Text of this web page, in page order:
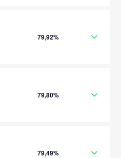
79,92%
79,80%
79,49%